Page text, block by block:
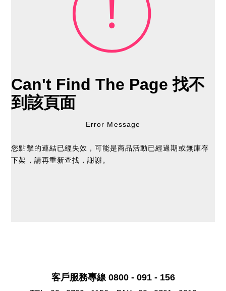
Can't Find The Page找不
到該頁面
Error Message
您點擊的連結已經失效，可能是商品活動已經過期或無庫存
下架，請再重新查找，謝謝。
客戶服務專線 0800 - 091 - 156